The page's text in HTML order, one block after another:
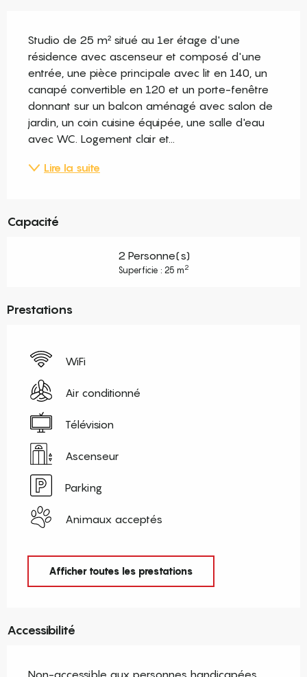
Studio de 25 m² situé au 1er étage d'une
résidence avec ascenseur et composé d'une
entrée, une pièce principale avec lit en 140, un
canapé convertible en 120 et un porte-fenêtre
donnant sur un balcon aménagé avec salon de
jardin, un coin cuisine équipée, une salle d'eau
avec WC. Logement clair et...
Lire la suite
Capacité
2 Personne(s)
Superficie : 25 m2
Prestations
WiFi
Air conditionné
Télévision
Ascenseur
Parking
Animaux acceptés
Afficher toutes les prestations
Accessibilité